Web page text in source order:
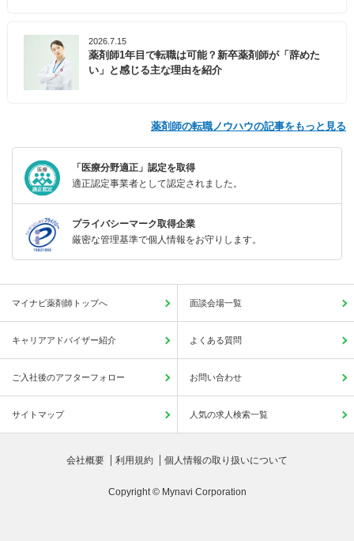
2026.7.15
薬剤師1年目で転職は可能？新卒薬剤師が「辞めた
い」と感じる主な理由を紹介
薬剤師の転職ノウハウの記事をもっと見る
「医療分野適正」認定を取得
適正認定事業者として認定されました。
プライバシーマーク取得企業
厳密な管理基準で個人情報をお守りします。
マイナビ薬剤師トップへ 面談会場一覧
キャリアアドバイザー紹介 よくある質問
ご入社後のアフターフォロー お問い合わせ
サイトマップ 人気の求人検索一覧
会社概要 利用規約 個人情報の取り扱いについて
Copyright © Mynavi Corporation